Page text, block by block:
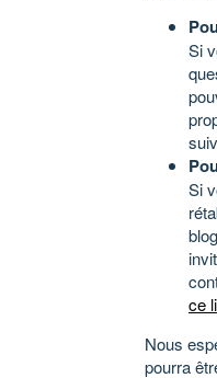
Si
Si
ce
Nous
pourra